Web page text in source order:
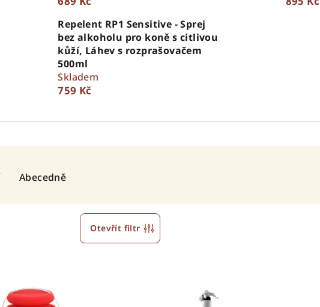
Repelent RP1 Sensitive - Sprej
bez alkoholu pro koně s citlivou
kůží, Láhev s rozprašovačem
500ml
Skladem
759 Kč
Abecedně
Otevřít filtr